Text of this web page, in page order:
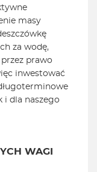
masy
za wodę,
prawo
inwestować
i dla naszego
WAGI